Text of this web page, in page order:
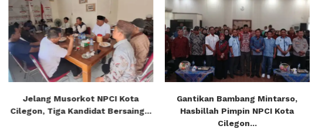
Jelang Musorkot NPCI Kota
Cilegon, Tiga Kandidat Bersaing...
Gantikan Bambang Mintarso,
Hasbillah Pimpin NPCI Kota
Cilegon...